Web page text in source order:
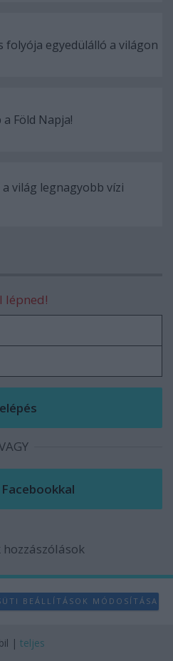
folyója egyedülálló a világon
Föld Napja!
világ legnagyobb vízi
lépned!
hozzászólások
BEÁLLÍTÁSOK MÓDOSÍTÁSA
| teljes